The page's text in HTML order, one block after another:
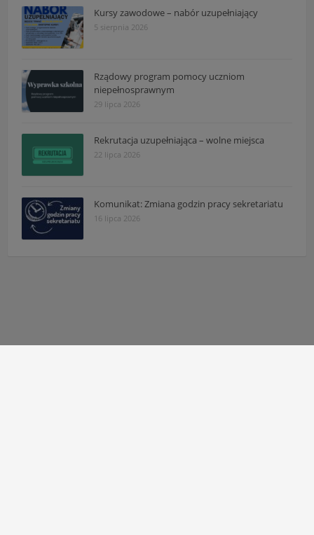
Kursy zawodowe – nabór uzupełniający
5 sierpnia 2026
Rządowy program pomocy uczniom
niepełnosprawnym
29 lipca 2026
Rekrutacja uzupełniająca – wolne miejsca
22 lipca 2026
Komunikat: Zmiana godzin pracy sekretariatu
16 lipca 2026